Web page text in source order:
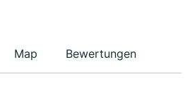
Map Bewertungen